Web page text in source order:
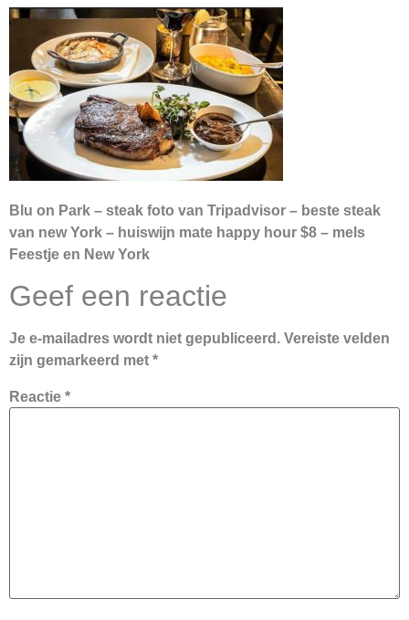
Blu on Park – steak foto van Tripadvisor – beste steak
van new York – huiswijn mate happy hour $8 – mels
Feestje en New York
Geef een reactie
Je e-mailadres wordt niet gepubliceerd. Vereiste velden
zijn gemarkeerd met *
Reactie *